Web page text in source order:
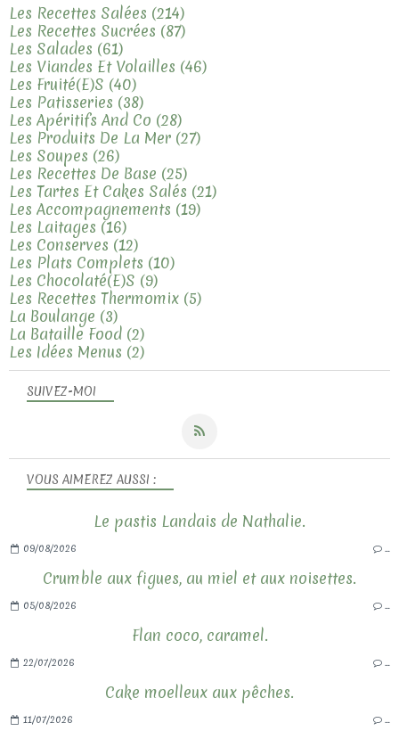
SUIVEZ-MOI
VOUS AIMEREZ AUSSI :
Le pastis Landais de Nathalie.
09/08/2026
Crumble aux figues, au miel et aux noisettes.
05/08/2026
Flan coco, caramel.
22/07/2026
Cake moelleux aux pêches.
11/07/2026
Les Recettes Salées (214)
Les Recettes Sucrées (87)
Les Salades (61)
Les Viandes Et Volailles (46)
Les Fruité(e)s (40)
Les Patisseries (38)
Les Apéritifs And Co (28)
Les Produits De La Mer (27)
Les Soupes (26)
Les Recettes De Base (25)
Les Tartes Et Cakes Salés (21)
Les Accompagnements (19)
Les Laitages (16)
Les Conserves (12)
Les Plats Complets (10)
Les Chocolaté(e)s (9)
Les Recettes Thermomix (5)
La Boulange (3)
La Bataille Food (2)
Les Idées Menus (2)